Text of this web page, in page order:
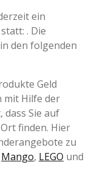
ein
. Die
den folgenden
Geld
mit Hilfe der
Sie auf
finden. Hier
zu
Mango, LEGO und